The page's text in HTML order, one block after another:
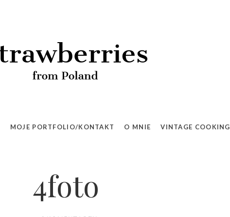
MOJE PORTFOLIO/KONTAKT O MNIE VINTAGE COOKING
4foto